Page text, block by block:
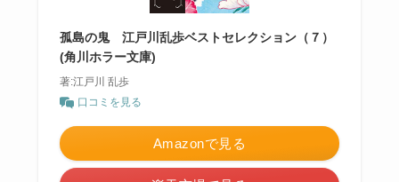
孤島の鬼 江戸川乱歩ベストセレクション（７）
(角川ホラー文庫)
著:江戸川 乱歩
口コミを見る
Amazonで見る